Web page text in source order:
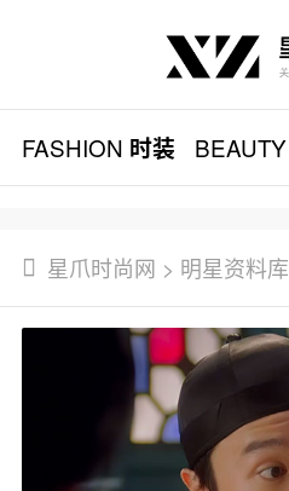
FASHION 时装 BEAUTY
星爪时尚网 > 明星资料库